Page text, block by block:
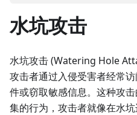
水坑攻击
水坑攻击 (Watering Hole
攻击者通过入侵受害者经常
件或窃取敏感信息。这种攻
集的行为，攻击者就像在水